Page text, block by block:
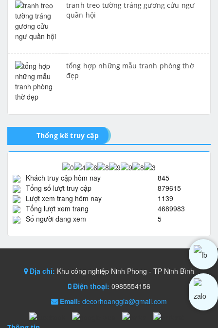
tranh treo tường tráng gương cửu ngư
quần hội
tổng hợp những mẫu tranh phòng thờ
đẹp
Thống kê truy cập
Khách truy cập hôm nay
845
Tổng số lượt truy cập
879615
Lượt xem trang hôm nay
1139
Tổng lượt xem trang
4689983
Số người đang xem
5
Địa chỉ: Khu công nghiệp Ninh Phong - TP Ninh Bình
Điện thoại: 0985554156
Email: decorhoanggia@gmail.com